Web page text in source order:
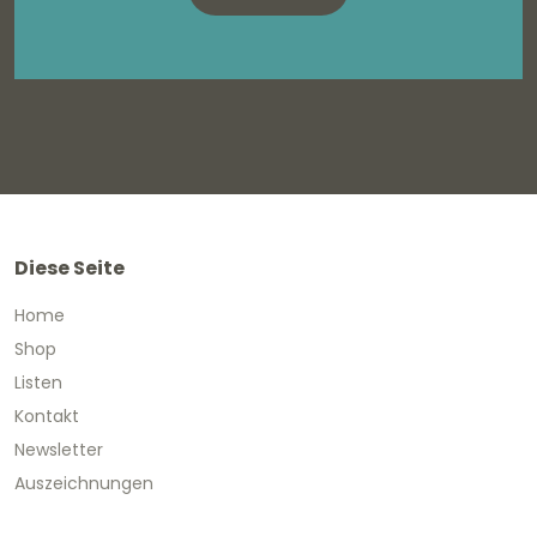
Diese Seite
Home
Shop
Listen
Kontakt
Newsletter
Auszeichnungen